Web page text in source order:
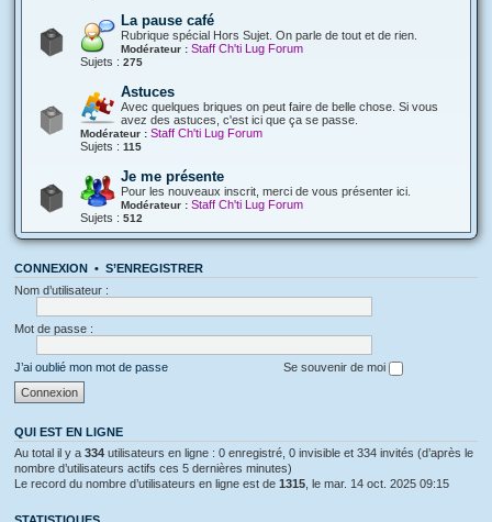
La pause café
Rubrique spécial Hors Sujet. On parle de tout et de rien.
Modérateur : Staff Ch'ti Lug Forum
Sujets : 275
Astuces
Avec quelques briques on peut faire de belle chose. Si vous
avez des astuces, c'est ici que ça se passe.
Modérateur : Staff Ch'ti Lug Forum
Sujets : 115
Je me présente
Pour les nouveaux inscrit, merci de vous présenter ici.
Modérateur : Staff Ch'ti Lug Forum
Sujets : 512
CONNEXION • S’ENREGISTRER
Nom d’utilisateur :
Mot de passe :
J’ai oublié mon mot de passe Se souvenir de moi
QUI EST EN LIGNE
Au total il y a 334 utilisateurs en ligne : 0 enregistré, 0 invisible et 334 invités (d’après le
nombre d’utilisateurs actifs ces 5 dernières minutes)
Le record du nombre d’utilisateurs en ligne est de 1315 , le mar. 14 oct. 2025 09:15